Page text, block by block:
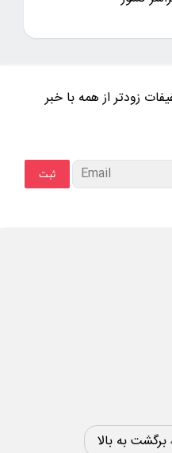
زودتر از همه با خبر
برگشت به بالا